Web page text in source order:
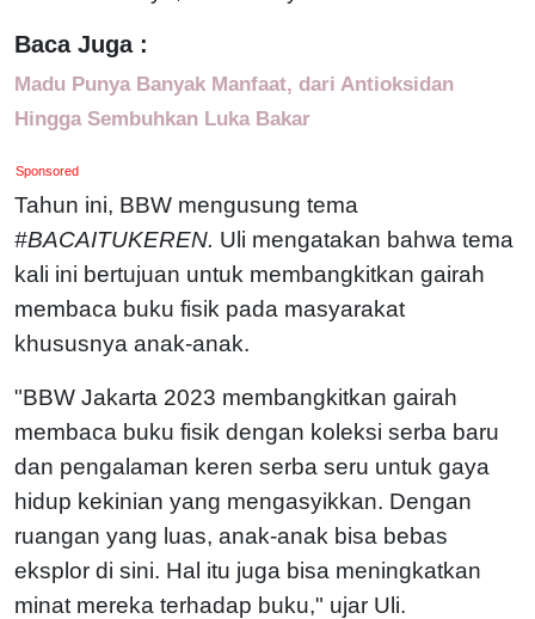
Baca Juga :
Madu Punya Banyak Manfaat, dari Antioksidan
Hingga Sembuhkan Luka Bakar
Sponsored
Tahun ini, BBW mengusung tema
#BACAITUKEREN. Uli mengatakan bahwa tema
kali ini bertujuan untuk membangkitkan gairah
membaca buku fisik pada masyarakat
khususnya anak-anak.
"BBW Jakarta 2023 membangkitkan gairah
membaca buku fisik dengan koleksi serba baru
dan pengalaman keren serba seru untuk gaya
hidup kekinian yang mengasyikkan. Dengan
ruangan yang luas, anak-anak bisa bebas
eksplor di sini. Hal itu juga bisa meningkatkan
minat mereka terhadap buku," ujar Uli.